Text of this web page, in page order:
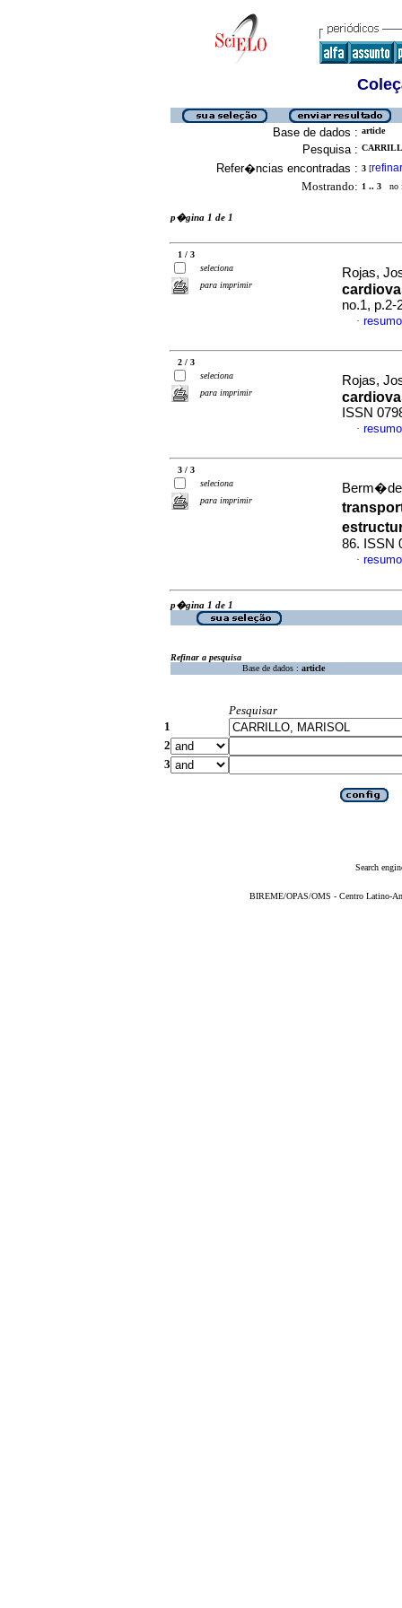
Base de dados : article
Pesquisa :
Refer�ncias encontradas : 3 [refinar
Mostrando: 1 .. 3 no
p�gina 1 de 1
1 / 3
seleciona
para imprimir
Rojas,
no.1, p.2-
·
2 / 3
seleciona
para imprimir
Rojas,
ISSN
·
3 / 3
seleciona
para imprimir
86. ISSN
·
p�gina 1 de 1
Refinar a pesquisa
Base de dados : article
Pesquisar
1
2
3
Search
BIREME/OPAS/OMS - Centro Latino-